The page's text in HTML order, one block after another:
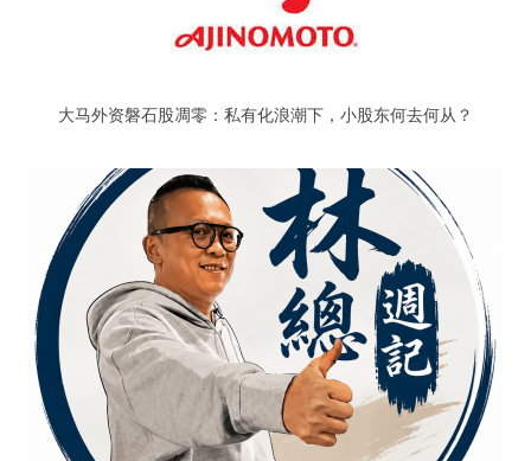
大马外资磐石股凋零：私有化浪潮下，小股东何去何从？